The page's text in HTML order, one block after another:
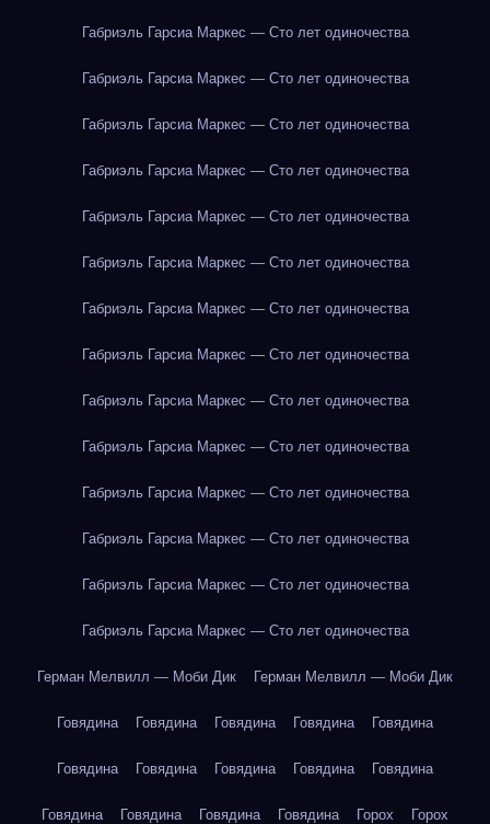
Габриэль Гарсиа Маркес — Сто лет одиночества
Габриэль Гарсиа Маркес — Сто лет одиночества
Габриэль Гарсиа Маркес — Сто лет одиночества
Габриэль Гарсиа Маркес — Сто лет одиночества
Габриэль Гарсиа Маркес — Сто лет одиночества
Габриэль Гарсиа Маркес — Сто лет одиночества
Габриэль Гарсиа Маркес — Сто лет одиночества
Габриэль Гарсиа Маркес — Сто лет одиночества
Габриэль Гарсиа Маркес — Сто лет одиночества
Габриэль Гарсиа Маркес — Сто лет одиночества
Габриэль Гарсиа Маркес — Сто лет одиночества
Габриэль Гарсиа Маркес — Сто лет одиночества
Габриэль Гарсиа Маркес — Сто лет одиночества
Габриэль Гарсиа Маркес — Сто лет одиночества
Герман Мелвилл — Моби Дик Герман Мелвилл — Моби Дик
Говядина Говядина Говядина Говядина Говядина
Говядина Говядина Говядина Говядина Говядина
Говядина Говядина Говядина Говядина Горох Горох